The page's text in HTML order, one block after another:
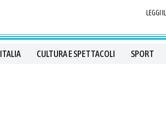
LEGGI
ITALIA CULTURA E SPETTACOLI SPORT